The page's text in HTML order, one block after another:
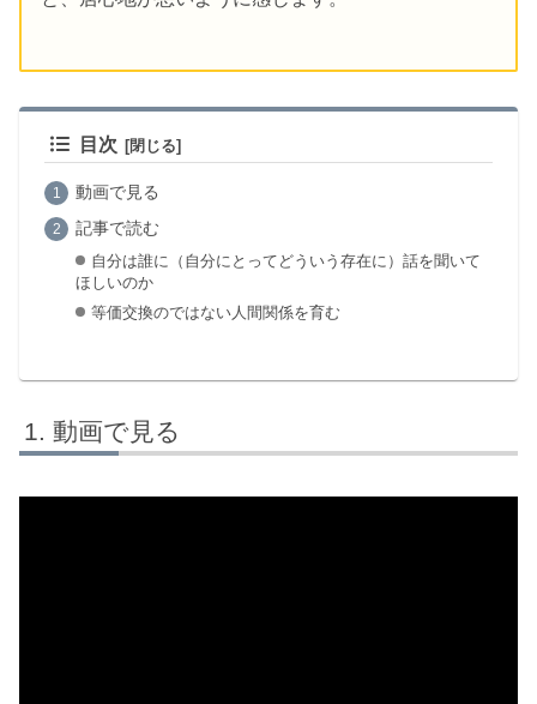
目次
動画で見る
記事で読む
自分は誰に（自分にとってどういう存在に）話を聞いて
ほしいのか
等価交換のではない人間関係を育む
動画で見る